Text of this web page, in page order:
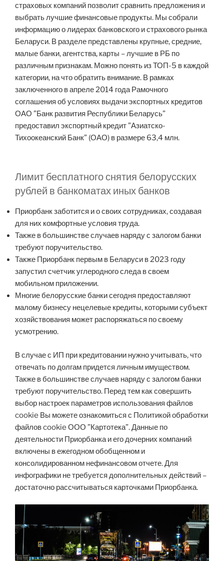
страховых компаний позволит сравнить предложения и
выбрать лучшие финансовые продукты. Мы собрали
информацию о лидерах банковского и страхового рынка
Беларуси. В разделе представлены крупные, средние,
малые банки, агентства, карты – лучшие в РБ по
различным признакам. Можно понять из ТОП-5 в каждой
категории, на что обратить внимание. В рамках
заключенного в апреле 2014 года Рамочного
соглашения об условиях выдачи экспортных кредитов
ОАО ”Банк развития Республики Беларусь”
предоставил экспортный кредит ”Азиатско-
Тихоокеанский Банк” (ОАО) в размере 63,4 млн.
Лимит бесплатного снятия белорусских
рублей в банкоматах иных банков
Приорбанк заботится и о своих сотрудниках, создавая
для них комфортные условия труда.
Также в большинстве случаев наряду с залогом банки
требуют поручительство.
Также Приорбанк первым в Беларуси в 2023 году
запустил счетчик углеродного следа в своем
мобильном приложении.
Многие белорусские банки сегодня предоставляют
малому бизнесу нецелевые кредиты, которыми субъект
хозяйствования может распоряжаться по своему
усмотрению.
В случае с ИП при кредитовании нужно учитывать, что
отвечать по долгам придется личным имуществом.
Также в большинстве случаев наряду с залогом банки
требуют поручительство. Перед тем как совершить
выбор настроек параметров использования файлов
cookie Вы можете ознакомиться с Политикой обработки
файлов cookie ООО ”Картотека”. Данные по
деятельности Приорбанка и его дочерних компаний
включены в ежегодном обобщенном и
консолидированном нефинансовом отчете. Для
инфографики не требуется дополнительных действий –
достаточно рассчитываться карточками Приорбанка.